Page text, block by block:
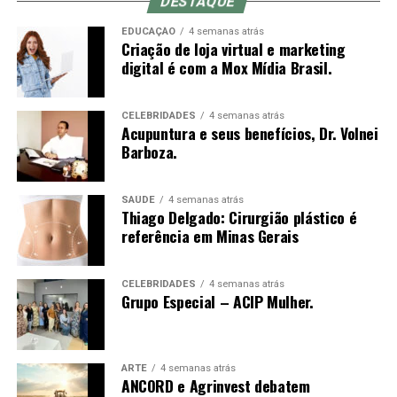
acompanhar a evolução das demandas dos investidores.
Eduardo Vanin, Estrategista Sênior de Agricultura da
Marex e Analista do Complexo Soja, abordará o cenário
atual do agronegócio, as oportunidades que o setor abre
para assessores de investimento, os movimentos de
mercado que impactam investidores e como os
profissionais podem ampliar as conversas com seus
clientes a partir do repertório do agro. Com mais de 20
anos de experiência nos mercados de commodities
agrícolas e derivativos, Vanin atende atualmente
grandes fundos de investimento no Brasil e na China,
além de trading companies, oferecendo análises e
estratégias para a gestão de riscos e oportunidades no
agronegócio.
O evento será realizado de forma presencial, às 19h,
com participação gratuita mediante inscrição prévia e
vagas limitadas.
EDUCAÇÃO 4 semanas atrás
Criação de loja virtual e marketing
digital é com a Mox Mídia Brasil.
CELEBRIDADES 4 semanas atrás
Acupuntura e seus benefícios, Dr. Volnei
Barboza.
SAÚDE 4 semanas atrás
Thiago Delgado: Cirurgião plástico é
referência em Minas Gerais
CELEBRIDADES 4 semanas atrás
Grupo Especial – ACIP Mulher.
ARTE 4 semanas atrás
ANCORD e Agrinvest debatem